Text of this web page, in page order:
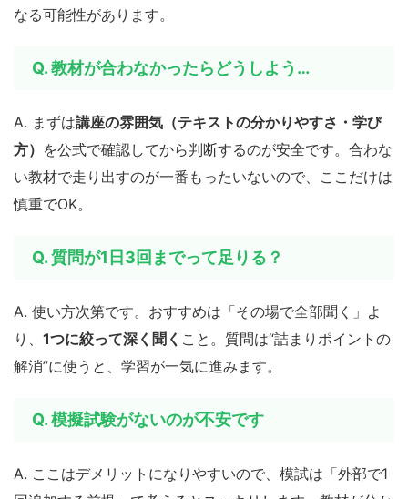
なる可能性があります。
Q. 教材が合わなかったらどうしよう…
A. まずは講座の雰囲気（テキストの分かりやすさ・学び
方） を公式で確認してから判断するのが安全です。合わな
い教材で走り出すのが一番もったいないので、ここだけは
慎重でOK。
Q. 質問が1日3回までって足りる？
A. 使い方次第です。おすすめは「その場で全部聞く」よ
り、 1つに絞って深く聞く こと。質問は“詰まりポイントの
解消”に使うと、学習が一気に進みます。
Q. 模擬試験がないのが不安です
A. ここはデメリットになりやすいので、模試は「外部で1